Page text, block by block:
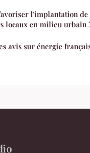
l'implantation de
locaux en milieu urbain
avis sur énergie